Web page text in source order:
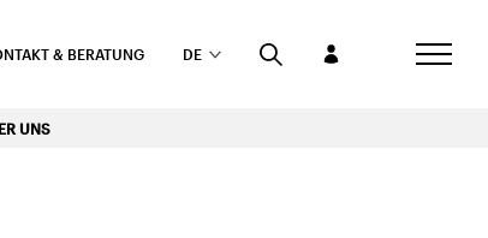
& BERATUNG DE
UNS